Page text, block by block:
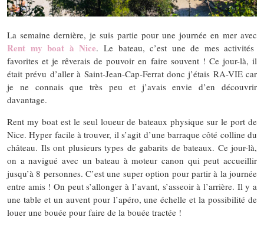
La semaine dernière, je suis partie pour une journée en mer avec
Rent my boat à Nice. Le bateau, c’est une de mes activités
favorites et je rêverais de pouvoir en faire souvent ! Ce jour-là, il
était prévu d’aller à Saint-Jean-Cap-Ferrat donc j’étais RA-VIE car
je ne connais que très peu et j’avais envie d’en découvrir
davantage.
Rent my boat est le seul loueur de bateaux physique sur le port de
Nice. Hyper facile à trouver, il s’agit d’une barraque côté colline du
château. Ils ont plusieurs types de gabarits de bateaux. Ce jour-là,
on a navigué avec un bateau à moteur canon qui peut accueillir
jusqu’à 8 personnes. C’est une super option pour partir à la journée
entre amis ! On peut s’allonger à l’avant, s’asseoir à l’arrière. Il y a
une table et un auvent pour l’apéro, une échelle et la possibilité de
louer une bouée pour faire de la bouée tractée !